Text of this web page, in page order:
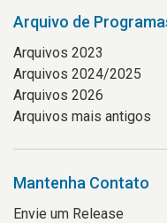
Arquivo de
Arquivos 2023
Arquivos 2024/2025
Arquivos 2026
Arquivos mais antigos
Mantenha Contato
Envie um Release